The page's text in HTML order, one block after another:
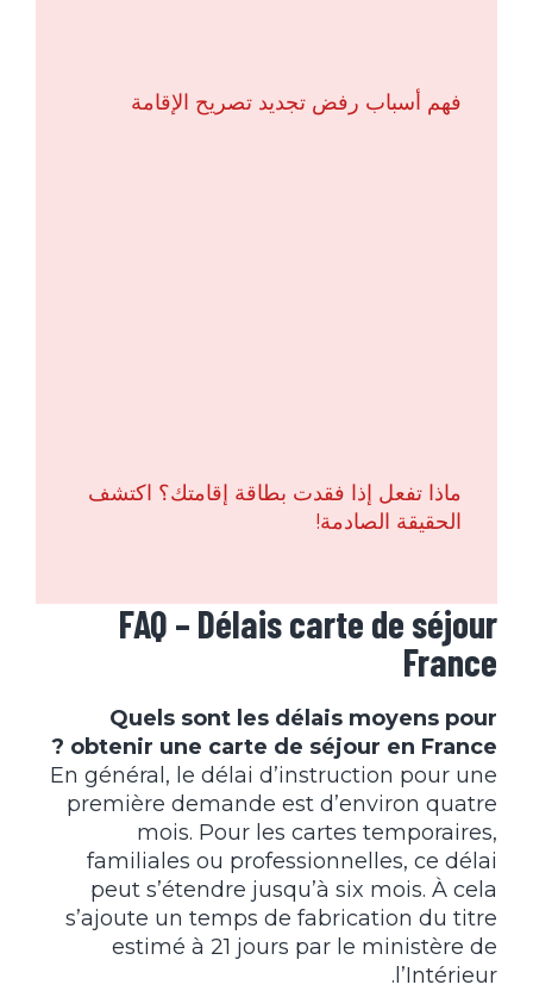
فهم أسباب رفض تجديد تصريح الإقامة
ماذا تفعل إذا فقدت بطاقة إقامتك؟ اكتشف
الحقيقة الصادمة!
FAQ – Délais carte de séjour
France
Quels sont les délais moyens pour
obtenir une carte de séjour en France ?
En général, le délai d’instruction pour une
première demande est d’environ quatre
mois. Pour les cartes temporaires,
familiales ou professionnelles, ce délai
peut s’étendre jusqu’à six mois. À cela
s’ajoute un temps de fabrication du titre
estimé à 21 jours par le ministère de
l’Intérieur.